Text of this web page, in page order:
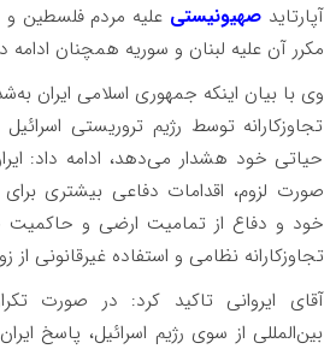
آپارتایدصهیونیستی علیه مردم فلسطین
مکرر آن علیه لبنان و سوریه همچنان ادامه
وی با بیان اینکه جمهوری اسلامی ایران
تجاوزکارانه توسط رژیم تروریستی
حیاتی خود هشدار می‌دهد، ادامه داد:
صورت لزوم، اقدامات دفاعی بیشتری
خود و دفاع از تمامیت ارضی و حاکمیت
تجاوزکارانه نظامی و استفاده غیرقانونی از
آقای ایروانی تاکید کرد: در صورت
بین‌المللی از سوی رژیم اسرائیل، پاسخ